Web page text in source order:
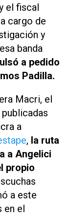
el fiscal
cargo de
y
banda
a pedido
Padilla.
Macri, el
a
, la ruta
a Angelici
propio
a este
el